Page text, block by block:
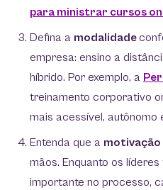
para ministrar cursos
Defina a modalidade
empresa: ensino a
híbrido. Por exemplo, a
treinamento corporativo
mais acessível, autônomo
Entenda que a motivação
mãos. Enquanto os
importante no processo,